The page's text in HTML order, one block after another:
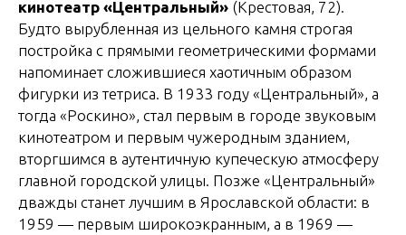
кинотеатр «Центральный» (Крестовая, 72).
Будто вырубленная из цельного камня строгая
постройка с прямыми геометрическими формами
напоминает сложившиеся хаотичным образом
фигурки из тетриса. В 1933 году «Центральный», а
тогда «Роскино», стал первым в городе звуковым
кинотеатром и первым чужеродным зданием,
вторгшимся в аутентичную купеческую атмосферу
главной городской улицы. Позже «Центральный»
дважды станет лучшим в Ярославской области: в
1959 — первым широкоэкранным, а в 1969 —